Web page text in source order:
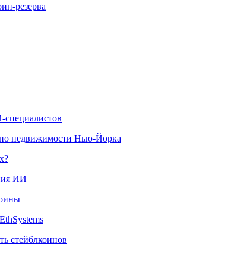
резерва
недвижимости Нью-Йорка
ИИ
стейблкоинов